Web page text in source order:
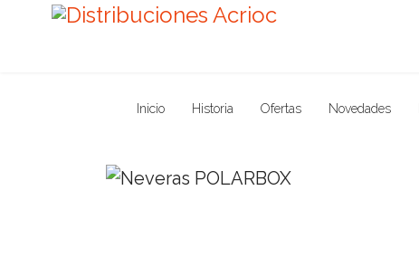
Inicio Historia Ofertas Novedades